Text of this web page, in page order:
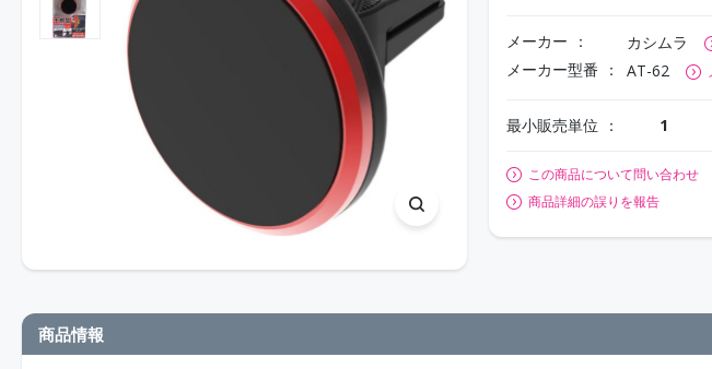
メーカー カシムラ
メーカー型番 AT-62
最小販売単位 1
この商品について問い合わせ
商品詳細の誤りを報告
商品情報